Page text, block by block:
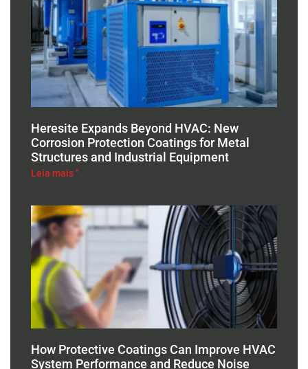
Heresite Expands Beyond HVAC: New
Corrosion Protection Coatings for Metal
Structures and Industrial Equipment
Leia mais "
How Protective Coatings Can Improve HVAC
System Performance and Reduce Noise